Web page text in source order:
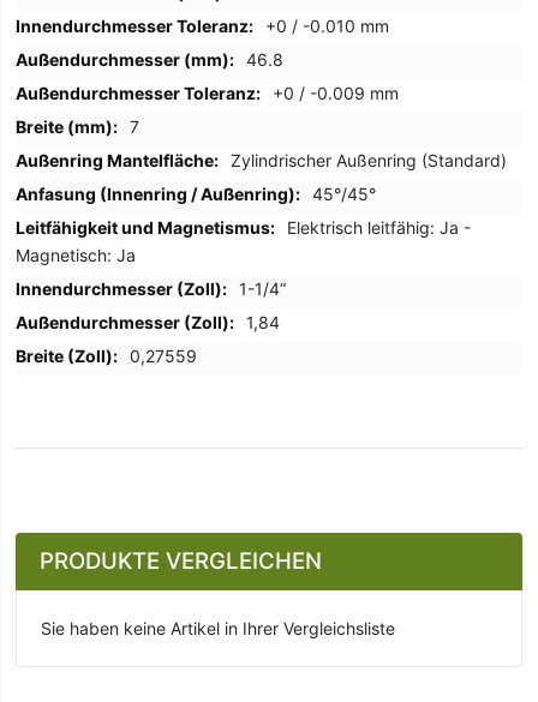
+0 / -0.010 mm
46.8
+0 / -0.009 mm
7
Zylindrischer Außenring (Standard)
45°/45°
Elektrisch leitfähig: Ja -
Magnetisch: Ja
1-1/4“
1,84
0,27559
PRODUKTE VERGLEICHEN
Sie haben keine Artikel in Ihrer Vergleichsliste